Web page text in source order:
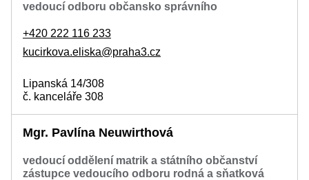
vedoucí odboru občansko správního
+420 222 116 233
kucirkova.eliska@praha3.cz
Lipanská 14/308
č. kanceláře 308
Mgr. Pavlína Neuwirthová
vedoucí oddělení matrik a státního občanství
zástupce vedoucího odboru rodná a sňatková